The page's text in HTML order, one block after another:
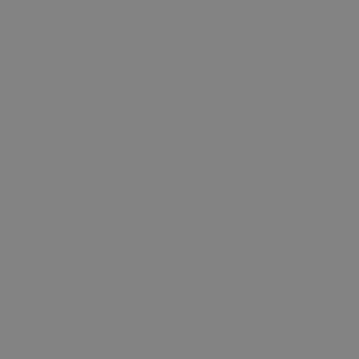
Si tratta di un
di sessione utente.
il modo in cui viene
è mantenere
per ricordare le